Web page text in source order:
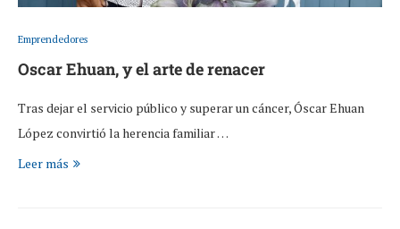
Emprendedores
Oscar Ehuan, y el arte de renacer
Tras dejar el servicio público y superar un cáncer, Óscar Ehuan
López convirtió la herencia familiar …
Leer más